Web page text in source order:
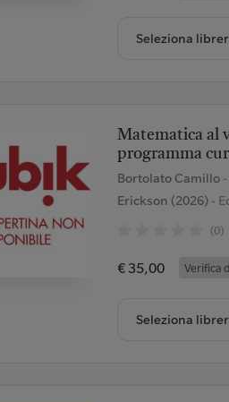
Seleziona
Matematica al
programma
Bortolato Camillo
Erickson (2026)-
(0)
€ 35,00 Verifica
Seleziona